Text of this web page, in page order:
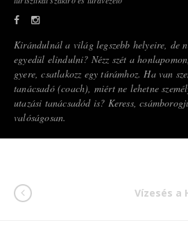
Kirándulnál a világ legszebb helyeire, de
egyedül elindulni? Nézz szét a
gyere, csatlakozz egy túrámhoz. Ha van
tanácsadó (coach), miért ne lehetne
utazási tanácsadód is? Keress,
valóságosan.
Vízesés a